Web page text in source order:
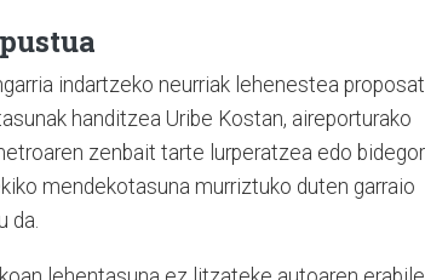
indartzeko neurriak lehenestea
handitzea Uribe Kostan, aireporturako
zenbait tarte lurperatzea edo
mendekotasuna murriztuko duten garraio
da.